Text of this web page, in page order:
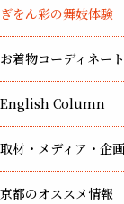
ぎをん彩の舞妓体験
お着物コーディネート
English Column
取材・メディア・企画
京都のオススメ情報